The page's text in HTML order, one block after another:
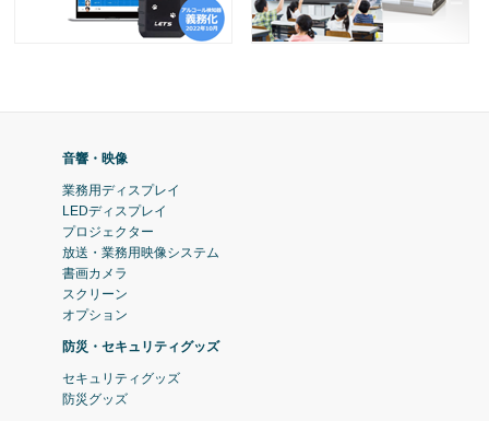
音響・映像
業務用ディスプレイ
LEDディスプレイ
プロジェクター
放送・業務用映像システム
書画カメラ
スクリーン
オプション
防災・セキュリティグッズ
セキュリティグッズ
防災グッズ